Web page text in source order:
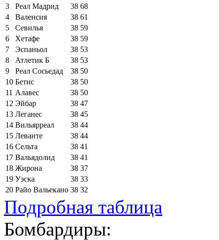
3
Реал Мадрид 38 68
4
Валенсия 38 61
5
Севилья 38 59
6
Хетафе 38 59
7
Эспаньол 38 53
8
Атлетик Б 38 53
9
Реал Сосьедад 38 50
10 Бетис 38 50
11 Алавес 38 50
12 Эйбар 38 47
13 Леганес 38 45
14 Вильярреал 38 44
15 Леванте 38 44
16 Сельта 38 41
17 Вальядолид 38 41
18 Жирона 38 37
19 Уэска 38 33
20 Райо Вальекано 38 32
Подробная таблица
Бомбардиры: